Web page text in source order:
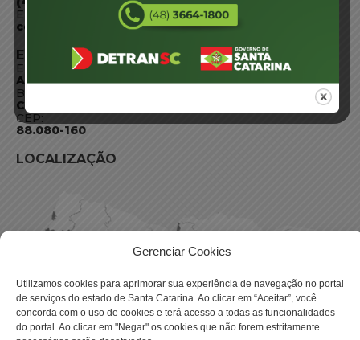
Gerenciar Cookies
Utilizamos cookies para aprimorar sua experiência de navegação no portal
de serviços do estado de Santa Catarina. Ao clicar em “Aceitar”, você
concorda com o uso de cookies e terá acesso a todas as funcionalidades
do portal. Ao clicar em "Negar" os cookies que não forem estritamente
E-mail:
centraldeinformacoes@detran.sc.gov.br
ENDEREÇO
Endereço:
Av. Almirante Tamandaré - 480
Bairro:
Coqueiros, Florianópolis SC
CEP:
88.080-160
LOCALIZAÇÃO